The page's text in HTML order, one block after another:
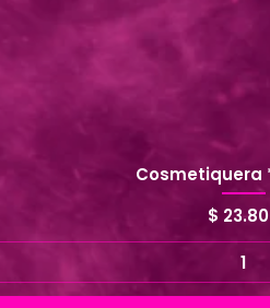
Cosmetiquera
Precio
$